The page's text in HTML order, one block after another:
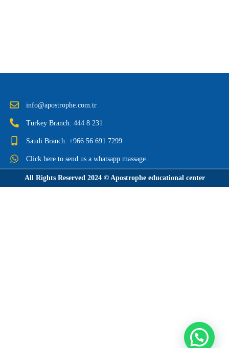
info@apostrophe.com.tr
Turkey Branch: 444 8 231
Saudi Branch: +966 56 691 7299
Click here to send us a whatsapp massage.
All Rights Reserved 2024 © Apostrophe educational center